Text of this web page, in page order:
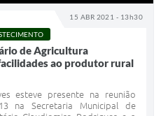
15 ABR 2021 - 13h30
de Agricultura
ao produtor rural
esteve presente na reunião
na Secretaria Municipal de